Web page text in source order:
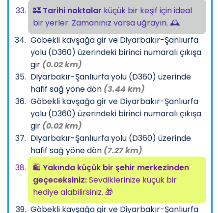
🏰 Tarihi noktalar küçük bir keşif için ideal
bir yerler. Zamanınız varsa uğrayın. 🕰️
Göbekli kavşağa gir ve Diyarbakır-Şanlıurfa
yolu (D360) üzerindeki birinci numaralı çıkışa
gir (0.02 km)
Diyarbakır-Şanlıurfa yolu (D360) üzerinde
hafif sağ yöne dön (3.44 km)
Göbekli kavşağa gir ve Diyarbakır-Şanlıurfa
yolu (D360) üzerindeki birinci numaralı çıkışa
gir (0.02 km)
Diyarbakır-Şanlıurfa yolu (D360) üzerinde
hafif sağ yöne dön (7.27 km)
🛍️ Yakında küçük bir şehir merkezinden
geçeceksiniz:Sevdiklerinize küçük bir
hediye alabilirsiniz. 🎁
Göbekli kavşağa gir ve Diyarbakır-Şanlıurfa